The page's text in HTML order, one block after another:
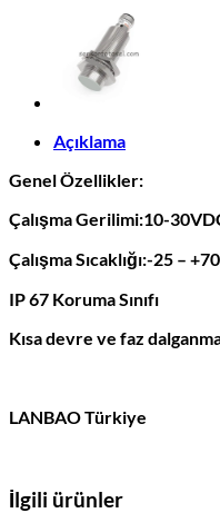
Açıklama
Genel Özellikler:
Çalışma Gerilimi:10-
Çalışma Sıcaklığı:-25 –
IP 67 Koruma Sınıfı
Kısa devre ve faz
LANBAO Türkiye
İlgili ürünler